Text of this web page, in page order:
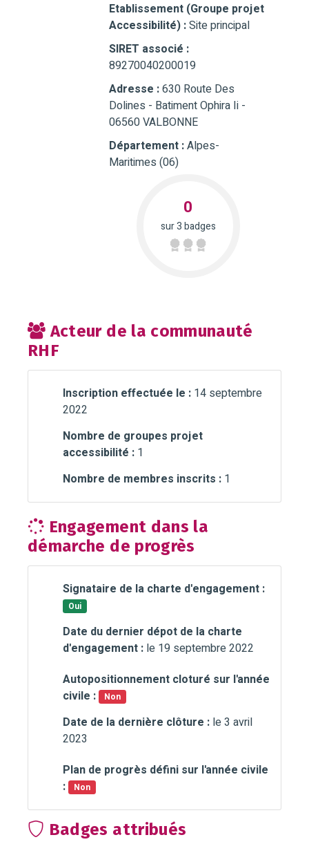
Etablissement (Groupe projet
Accessibilité) :Site principal
SIRET associé :
89270040200019
Adresse :630 Route Des
Dolines - Batiment Ophira Ii -
06560 VALBONNE
Département :Alpes-
Maritimes (06)
0
sur 3 badges
Acteur de la communauté
RHF
Inscription effectuée le : 14 septembre
2022
Nombre de groupes projet
accessibilité : 1
Nombre de membres inscrits : 1
Engagement dans la
démarche de progrès
Signataire de la charte d'engagement :
Oui
Date du dernier dépot de la charte
d'engagement : le 19 septembre 2022
Autopositionnement cloturé sur l'année
civile :
Non
Date de la dernière clôture : le 3 avril
2023
Plan de progrès défini sur l'année civile
:
Non
Badges attribués